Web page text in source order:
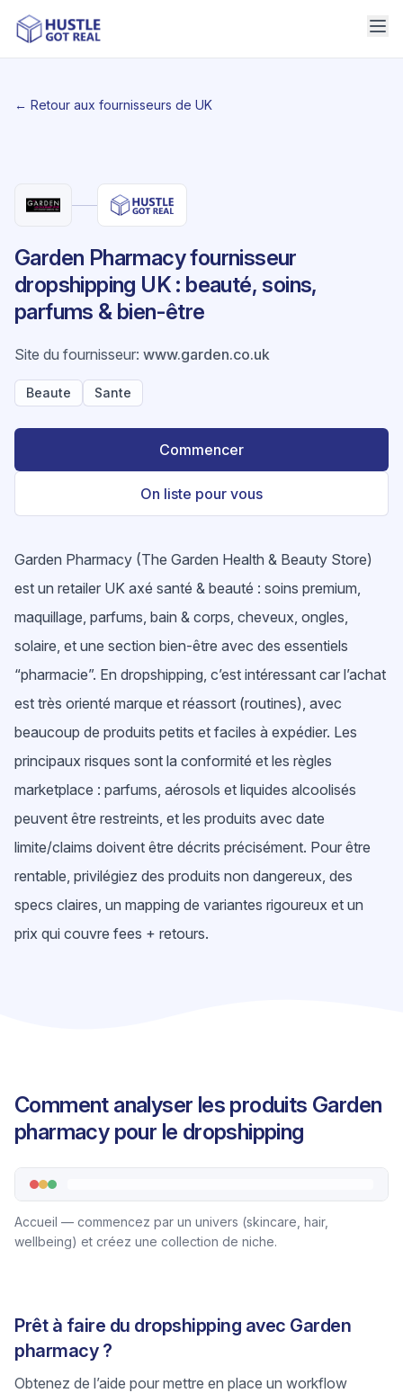
← Retour aux fournisseurs de UK
Garden Pharmacy fournisseur
dropshipping UK : beauté, soins,
parfums & bien-être
Site du fournisseur: www.garden.co.uk
Beaute Sante
Commencer
On liste pour vous
Garden Pharmacy (The Garden Health & Beauty Store)
est un retailer UK axé santé & beauté : soins premium,
maquillage, parfums, bain & corps, cheveux, ongles,
solaire, et une section bien-être avec des essentiels
“pharmacie”. En dropshipping, c’est intéressant car l’achat
est très orienté marque et réassort (routines), avec
beaucoup de produits petits et faciles à expédier. Les
principaux risques sont la conformité et les règles
marketplace : parfums, aérosols et liquides alcoolisés
peuvent être restreints, et les produits avec date
limite/claims doivent être décrits précisément. Pour être
rentable, privilégiez des produits non dangereux, des
specs claires, un mapping de variantes rigoureux et un
prix qui couvre fees + retours.
Comment analyser les produits Garden
pharmacy pour le dropshipping
Accueil — commencez par un univers (skincare, hair,
wellbeing) et créez une collection de niche.
Prêt à faire du dropshipping avec Garden
pharmacy ?
Obtenez de l’aide pour mettre en place un workflow